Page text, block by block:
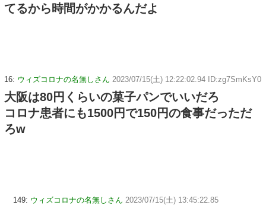
てるから時間がかかるんだよ
16: ウィズコロナの名無しさん 2023/07/15(土) 12:22:02.94 ID:zg7SmKsY0
大阪は80円くらいの菓子パンでいいだろ
コロナ患者にも1500円で150円の食事だっただ
ろw
149: ウィズコロナの名無しさん 2023/07/15(土) 13:45:22.85